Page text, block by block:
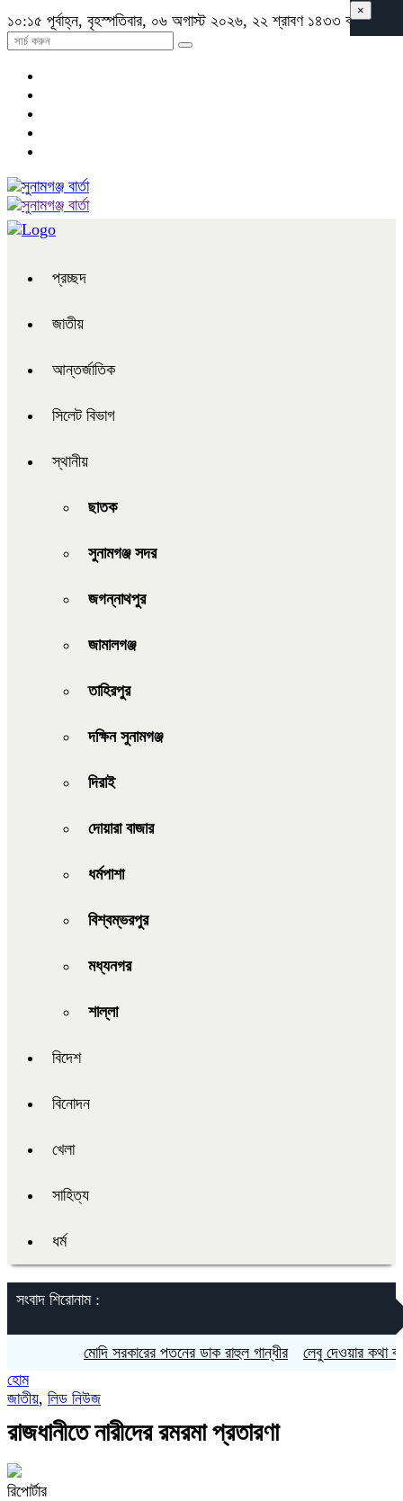
১০:১৫ পূর্বাহ্ন, বৃহস্পতিবার, ০৬ অগাস্ট ২০২৬, ২২ শ্রাবণ ১৪৩৩ বঙ্গাব্দ
প্রচ্ছদ
জাতীয়
আন্তর্জাতিক
সিলেট বিভাগ
স্থানীয়
ছাতক
সুনামগঞ্জ সদর
জগন্নাথপুর
জামালগঞ্জ
তাহিরপুর
দক্ষিন সুনামগঞ্জ
দিরাই
দোয়ারা বাজার
ধর্মপাশা
বিশ্বম্ভরপুর
মধ্যনগর
শাল্লা
বিদেশ
বিনোদন
খেলা
সাহিত্য
ধর্ম
সংবাদ শিরোনাম :
মোদি সরকারের পতনের ডাক রাহুল গান্ধীর লেবু দেওয়ার কথা বলে
×
হোম
জাতীয়, লিড নিউজ
রাজধানীতে নারীদের রমরমা প্রতারণা
রিপোর্টার